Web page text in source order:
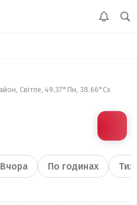
Світле, 49.37°Пн, 38.66°Сх
Вчора По годинах